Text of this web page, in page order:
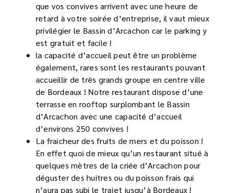
que vos convives arrivent avec une heure de
retard à votre soirée d’entreprise, il vaut mieux
privilégier le Bassin d’Arcachon car le parking y
est gratuit et facile !
la capacité d’accueil peut être un problème
également, rares sont les restaurants pouvant
accueillir de très grands groupe en centre ville
de Bordeaux ! Notre restaurant dispose d’une
terrasse en rooftop surplombant le Bassin
d’Arcachon avec une capacité d’accueil
d’environs 250 convives !
La fraicheur des fruits de mers et du poisson !
En effet quoi de mieux qu’un restaurant situé à
quelques mètres de la criée d’Arcachon pour
déguster des huitres ou du poisson frais qui
n’aura pas subi le trajet jusqu’à Bordeaux !